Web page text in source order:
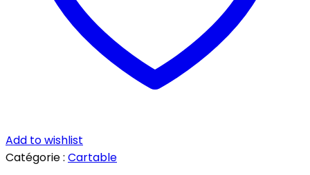
Add to wishlist
Catégorie : Cartable